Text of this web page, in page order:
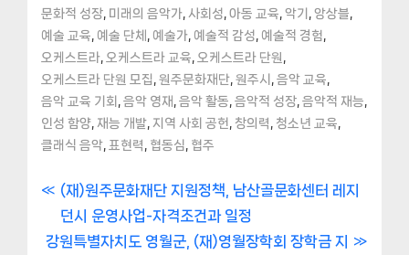
문화적 성장 미래의 음악가 사회성 아동 교육 악기 앙상블
예술 교육 예술 단체 예술가 예술적 감성 예술적 경험
오케스트라 오케스트라 교육 오케스트라 단원
오케스트라 단원 모집 원주문화재단 원주시 음악 교육
음악 교육 기회 음악 영재 음악 활동 음악적 성장 음악적 재능
인성 함양 재능 개발 지역 사회 공헌 창의력 청소년 교육
클래식 음악 표현력 협동심 협주
글
내
P
r
e
(재)원주문화재단 지원정책, 남산골문화센터 레지
던시 운영사업-자격조건과 일정
N
강원특별자치도 영월군, (재)영월장학회 장학금 지